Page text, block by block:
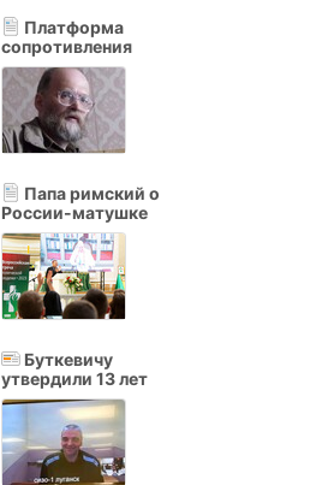
Платформа
сопротивления
Папа римский о
России-матушке
Буткевичу
утвердили 13 лет